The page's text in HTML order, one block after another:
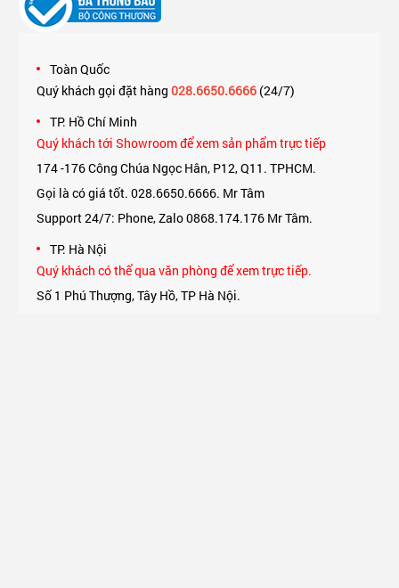
Toàn Quốc
Quý khách gọi đặt hàng 028.6650.6666(24/7)
TP. Hồ Chí Minh
Quý khách tới Showroom để xem sản phẩm trực tiếp
174 -176 Công Chúa Ngọc Hân, P12, Q11. TPHCM.
Gọi là có giá tốt. 028.6650.6666. Mr Tâm
Support 24/7: Phone, Zalo 0868.174.176 Mr Tâm.
TP. Hà Nội
Quý khách có thể qua văn phòng để xem trực tiếp.
Số 1 Phú Thượng, Tây Hồ, TP Hà Nội.